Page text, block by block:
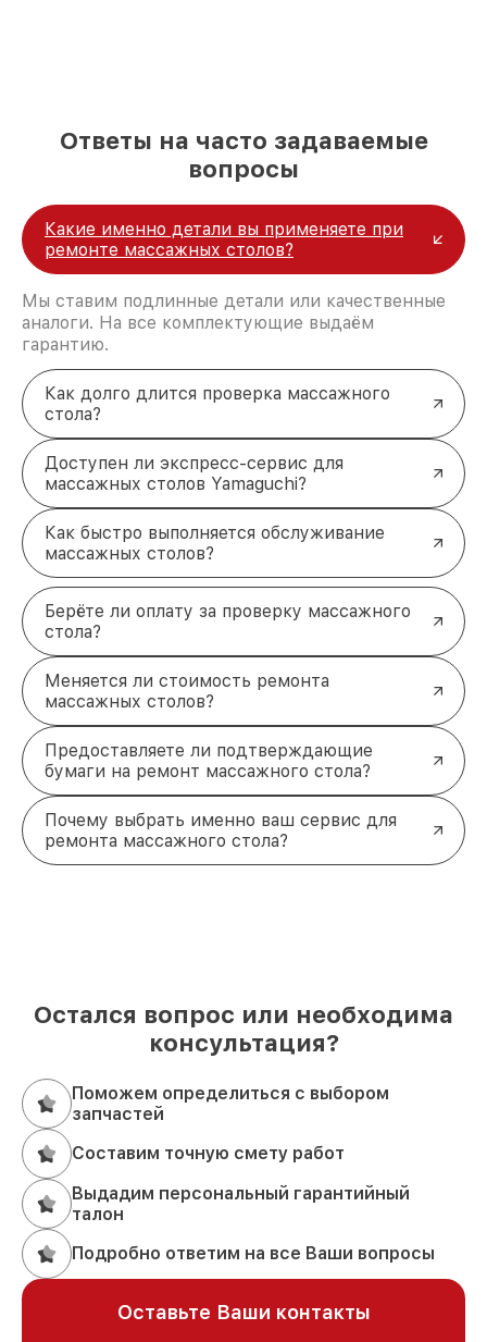
безупречной репутацией;
современное оборудование и
лицензированное ПО в ремонтно-
диагностических мастерских;
собственный склад комплектующих, что
позволяет сократить сроки
восстановительных работ;
крупногабаритной техники, которые
обеспечат доставку устройств в сервис в
полной сохранности и бесплатно.
За годы своей деятельности мы получали только
положительные отзывы и обрели отличную
репутацию. Мы постоянно совершенствуемся и
стараемся каждый день делать наш сервис еще
лучше!
Ответы на часто задаваемые
вопросы
Какие именно детали вы применяете при
ремонте массажных столов?
Мы ставим подлинные детали или качественные
аналоги. На все комплектующие выдаём
гарантию.
Как долго длится проверка массажного
стола?
Доступен ли экспресс-сервис для
массажных столов Yamaguchi?
Как быстро выполняется обслуживание
массажных столов?
Берёте ли оплату за проверку массажного
стола?
Меняется ли стоимость ремонта
массажных столов?
Предоставляете ли подтверждающие
бумаги на ремонт массажного стола?
Почему выбрать именно ваш сервис для
ремонта массажного стола?
Остался вопрос или необходима
консультация?
Поможем определиться с выбором
запчастей
Составим точную смету работ
Выдадим персональный гарантийный
талон
Подробно ответим на все Ваши вопросы
Оставьте Ваши контакты